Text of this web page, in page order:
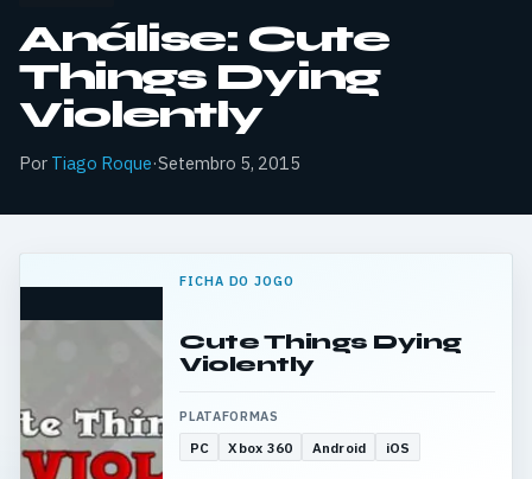
Análise: Cute
Things Dying
Violently
Por Tiago Roque·Setembro 5, 2015
FICHA DO JOGO
Cute Things Dying
Violently
PLATAFORMAS
PC Xbox 360 Android iOS